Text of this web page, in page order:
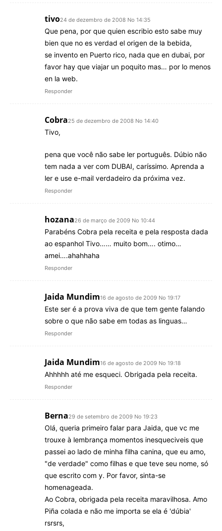
tivo24 de dezembro de 2008 No 14:35
Que pena, por que quien escribio esto sabe muy
bien que no es verdad el origen de la bebida,
se invento en Puerto rico, nada que en dubai, por
favor hay que viajar un poquito mas… por lo menos
en la web.
Responder
Cobra25 de dezembro de 2008 No 14:40
Tivo,
pena que você não sabe ler português. Dúbio não
tem nada a ver com DUBAI, caríssimo. Aprenda a
ler e use e-mail verdadeiro da próxima vez.
Responder
hozana26 de março de 2009 No 10:44
Parabéns Cobra pela receita e pela resposta dada
ao espanhol Tivo…… muito bom…. otimo…
amei….ahahhaha
Responder
Jaida Mundim16 de agosto de 2009 No 19:17
Este ser é a prova viva de que tem gente falando
sobre o que não sabe em todas as linguas…
Responder
Jaida Mundim16 de agosto de 2009 No 19:18
Ahhhhh até me esqueci. Obrigada pela receita.
Responder
Berna29 de setembro de 2009 No 19:23
Olá, queria primeiro falar para Jaida, que vc me
trouxe à lembrança momentos inesqueciveis que
passei ao lado de minha filha canina, que eu amo,
"de verdade" como filhas e que teve seu nome, só
que escrito com y. Por favor, sinta-se
homenageada.
Ao Cobra, obrigada pela receita maravilhosa. Amo
Piña colada e não me importa se ela é 'dúbia'
rsrsrs,